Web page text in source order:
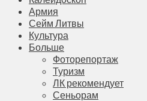
Армия
Сейм Литвы
Культура
Больше
Фоторепортаж
Туризм
ЛК рекомендует
Сеньорам